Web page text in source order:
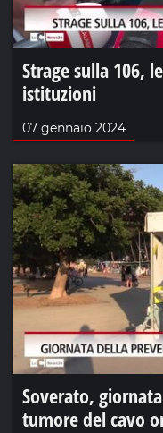
Strage sulla 106,
istituzioni
07 gennaio 2024
Soverato,
tumore del cavo